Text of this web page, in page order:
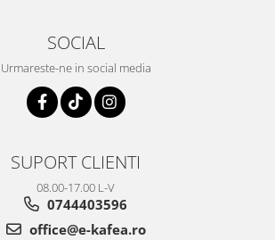
SOCIAL
Urmareste-ne in social media
SUPORT CLIENTI
08.00-17.00 L-V
0744403596
office@e-kafea.ro